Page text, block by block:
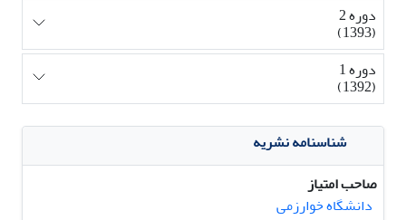
دوره 2
(1393)
دوره 1
(1392)
شناسنامه نشریه
صاحب امتیاز
دانشگاه خوارزمی